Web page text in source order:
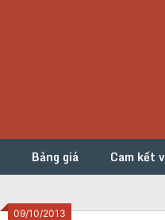
Bảng giá Cam kết
09/10/2013